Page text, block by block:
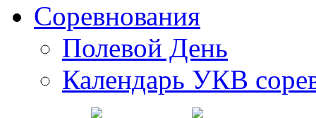
Соревнования
Полевой День
Календарь УКВ